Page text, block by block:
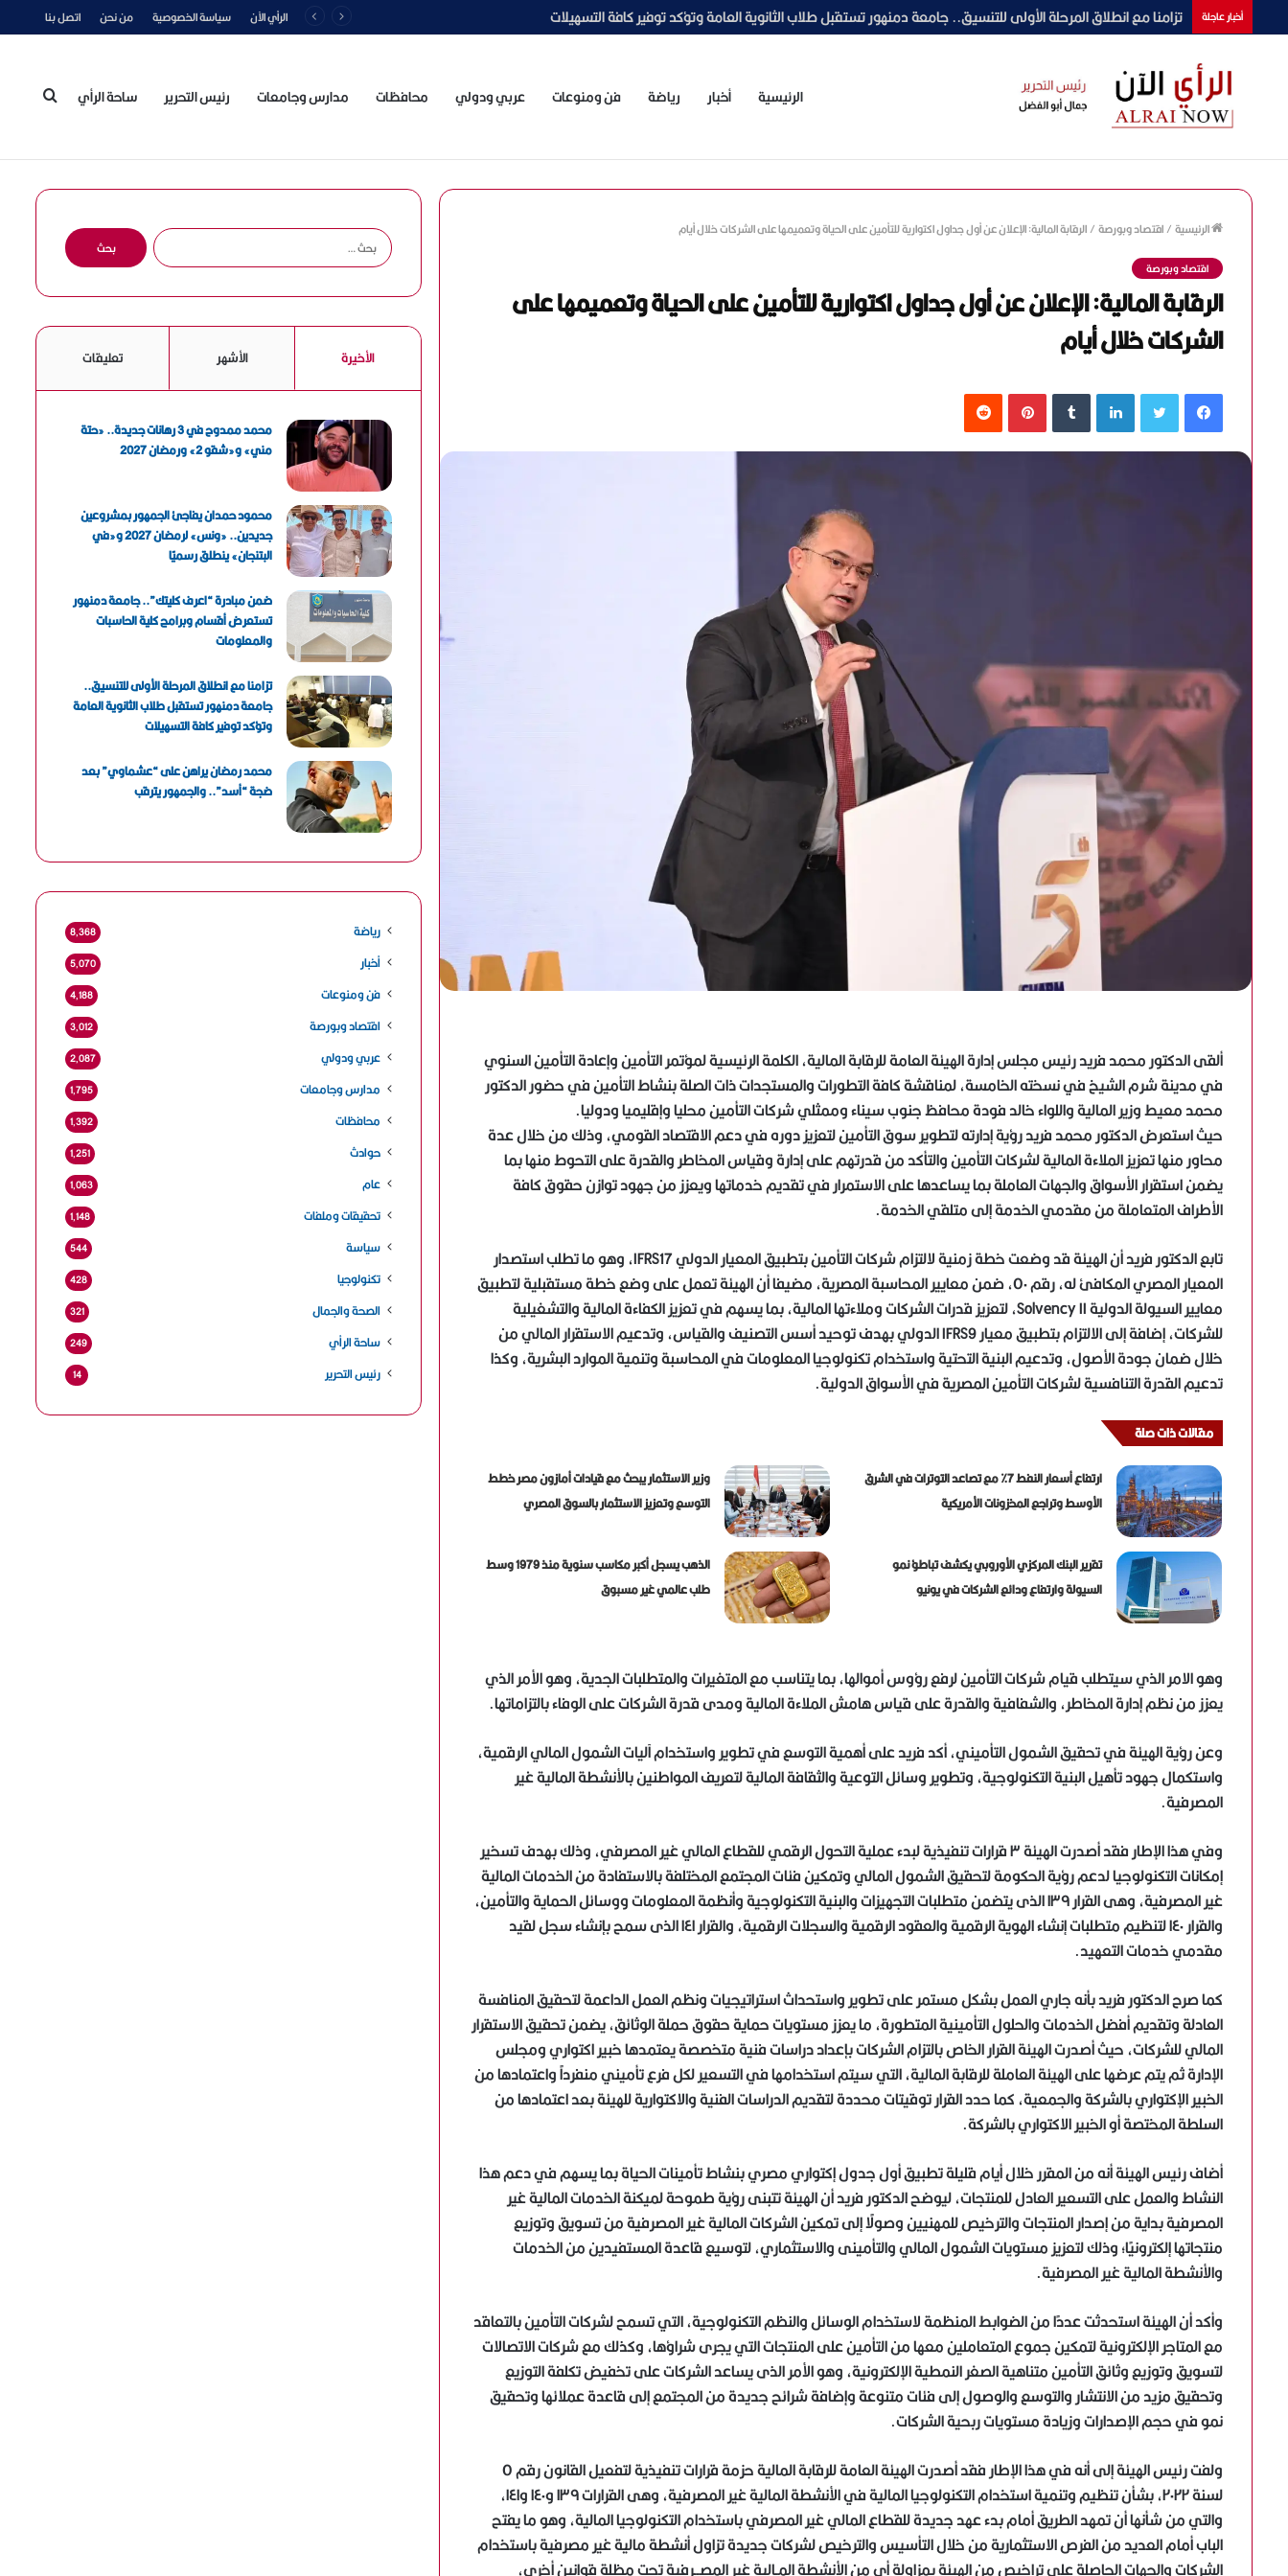
أخبار عاجلة محمد رمضان يراهن على “عشماوي” بعد ضجة “أسد”.. والجمهور يترقب الرأي الآن سياسة الخصوصية من نحن اتصل بنا
الرئيسية أخبار رياضة فن ومنوعات عربي ودولي محافظات مدارس وجامعات رئيس التحرير ساحة الرأي
الرئيسية/اقتصاد وبورصة/الرقابة المالية: الإعلان عن أول جداول اكتوارية للتأمين على الحياة وتعميمها على الشركات خلال أيام
اقتصاد وبورصة
الرقابة المالية: الإعلان عن أول جداول اكتوارية للتأمين على الحياة وتعميمها على
الشركات خلال أيام
فيسبوك لينكدإن بينتيريست
ألقى الدكتور محمد فريد رئيس مجلس إدارة الهيئة العامة للرقابة المالية، الكلمة الرئيسية لمؤتمر التأمين وإعادة التأمين السنوي
في مدينة شرم الشيخ في نسخته الخامسة، لمناقشة كافة التطورات والمستجدات ذات الصلة بنشاط التأمين في حضور الدكتور
محمد معيط وزير المالية واللواء خالد فودة محافظ جنوب سيناء وممثلي شركات التأمين محليا وإقليميا ودوليا.
حيث استعرض الدكتور محمد فريد رؤية إدارته لتطوير سوق التأمين لتعزيز دوره في دعم الاقتصاد القومي، وذلك من خلال عدة
محاور منها تعزيز الملاءة المالية لشركات التأمين والتأكد من قدرتهم على إدارة وقياس المخاطر والقدرة على التحوط منها بما
يضمن استقرار الأسواق والجهات العاملة بما يساعدها على الاستمرار في تقديم خدماتها ويعزز من جهود توازن حقوق كافة
الأطراف المتعاملة من مقدمي الخدمة إلى متلقي الخدمة.
تابع الدكتور فريد أن الهيئة قد وضعت خطة زمنية لالتزام شركات التأمين بتطبيق المعيار الدولي IFRS17، وهو ما تطلب استصدار
المعيار المصري المكافئ له، رقم ٥٠، ضمن معايير المحاسبة المصرية، مضيفا أن الهيئة تعمل على وضع خطة مستقبلية لتطبيق
معايير السيولة الدولية Solvency II، لتعزيز قدرات الشركات وملاءتها المالية، بما يسهم في تعزيز الكفاءة المالية والتشغيلية
للشركات، إضافة إلى الالتزام بتطبيق معيار IFRS9 الدولي بهدف توحيد أسس التصنيف والقياس، وتدعيم الاستقرار المالي من
خلال ضمان جودة الأصول، وتدعيم البنية التحتية واستخدام تكنولوجيا المعلومات في المحاسبة وتنمية الموارد البشرية، وكذا
تدعيم القدرة التنافسية لشركات التأمين المصرية في الأسواق الدولية.
مقالات ذات صلة
ارتفاع أسعار النفط 7% مع تصاعد التوترات في الشرق
الأوسط وتراجع المخزونات الأمريكية
وزير الاستثمار يبحث مع قيادات أمازون مصر خطط
التوسع وتعزيز الاستثمار بالسوق المصري
تقرير البنك المركزي الأوروبي يكشف تباطؤ نمو
السيولة وارتفاع ودائع الشركات في يونيو
الذهب يسجل أكبر مكاسب سنوية منذ 1979 وسط
طلب عالمي غير مسبوق
وهو الامر الذي سيتطلب قيام شركات التأمين لرفع رؤوس أموالها، بما يتناسب مع المتغيرات والمتطلبات الجدية، وهو الأمر الذي
يعزز من نظم إدارة المخاطر، والشفافية والقدرة على قياس هامش الملاءة المالية ومدى قدرة الشركات على الوفاء بالتزاماتها.
وعن رؤية الهيئة في تحقيق الشمول التأميني، أكد فريد على أهمية التوسع في تطوير واستخدام آليات الشمول المالي الرقمية،
واستكمال جهود تأهيل البنية التكنولوجية، وتطوير وسائل التوعية والثقافة المالية لتعريف المواطنين بالأنشطة المالية غير
المصرفية.
وفي هذا الإطار فقد أصدرت الهيئة ٣ قرارات تنفيذية لبدء عملية التحول الرقمي للقطاع المالي غير المصرفي، وذلك بهدف تسخير
إمكانات التكنولوجيا لدعم رؤية الحكومة لتحقيق الشمول المالي وتمكين فئات المجتمع المختلفة بالاستفادة من الخدمات المالية
غير المصرفية، وهى القرار ١٣٩ الذى يتضمن متطلبات التجهيزات والبنية التكنولوجية وأنظمة المعلومات ووسائل الحماية والتأمين،
والقرار ١٤٠ لتنظيم متطلبات إنشاء الهوية الرقمية والعقود الرقمية والسجلات الرقمية، والقرار ١٤١ الذى سمح بإنشاء سجل لقيد
مقدمي خدمات التعهيد.
كما صرح الدكتور فريد بأنه جاري العمل بشكل مستمر على تطوير واستحداث استراتيجيات ونظم العمل الداعمة لتحقيق المنافسة
العادلة وتقديم أفضل الخدمات والحلول التأمينية المتطورة، ما يعزز مستويات حماية حقوق حملة الوثائق، يضمن تحقيق الاستقرار
المالي للشركات، حيث أصدرت الهيئة القرار الخاص بالتزام الشركات بإعداد دراسات فنية متخصصة يعتمدها خبير اكتواري ومجلس
الإدارة ثم يتم عرضها على الهيئة العاملة للرقابة المالية، التي سيتم استخدامها في التسعير لكل فرع تأميني منفرداً واعتمادها من
الخبير الإكتواري بالشركة والجمعية، كما حدد القرار توقيتات محددة لتقديم الدراسات الفنية والاكتوارية للهيئة بعد اعتمادها من
السلطة المختصة أو الخبير الاكتواري بالشركة.
أضاف رئيس الهيئة أنه من المقرر خلال أيام قليلة تطبيق أول جدول إكتواري مصري بنشاط تأمينات الحياة بما يسهم في دعم هذا
النشاط والعمل على التسعير العادل للمنتجات، ليوضح الدكتور فريد أن الهيئة تتبنى رؤية طموحة لميكنة الخدمات المالية غير
المصرفية بداية من إصدار المنتجات والترخيص للمهنيين وصولًا إلى تمكين الشركات المالية غير المصرفية من تسويق وتوزيع
منتجاتها إلكترونيًا؛ وذلك لتعزيز مستويات الشمول المالي والتأمينى والاستثماري، لتوسيع قاعدة المستفيدين من الخدمات
والأنشطة المالية غير المصرفية.
وأكد أن الهيئة استحدثت عددًا من الضوابط المنظمة لاستخدام الوسائل والنظم التكنولوجية، التي تسمح لشركات التأمين بالتعاقد
مع المتاجر الإلكترونية لتمكين جموع المتعاملين معها من التأمين على المنتجات التي يجرى شراؤها، وكذلك مع شركات الاتصالات
لتسويق وتوزيع وثائق التأمين متناهية الصغر النمطية الإلكترونية، وهو الأمر الذى يساعد الشركات على تخفيض تكلفة التوزيع
وتحقيق مزيد من الانتشار والتوسع والوصول إلى فئات متنوعة وإضافة شرائح جديدة من المجتمع إلى قاعدة عملائها وتحقيق
نمو في حجم الإصدارات وزيادة مستويات ربحية الشركات.
ولفت رئيس الهيئة إلى أنه في هذا الإطار فقد أصدرت الهيئة العامة للرقابة المالية حزمة قرارات تنفيذية لتفعيل القانون رقم ٥
لسنة ٢٠٢٢، بشأن تنظيم وتنمية استخدام التكنولوجيا المالية في الأنشطة المالية غير المصرفية، وهى القرارات ١٣٩ و١٤٠ و١٤١،
والتي من شأنها أن تمهد الطريق أمام بدء عهد جديدة للقطاع المالي غير المصرفي باستخدام التكنولوجيا المالية، وهو ما يفتح
الباب أمام العديد من الفرص الاستثمارية من خلال التأسيس والترخيص لشركات جديدة تزاول أنشطة مالية غير مصرفية باستخدام
الشركات والجهات الحاصلة على تراخيص من الهيئة بمزاولة أي من الأنشطة المـالية غير المصــرفية تحت مظلة قوانين أخرى،
الدولار في موقف دفاعي ترقبا لبيانات اقتصادية أمريكية
ا
ل
ح
الأخيرة الأشهر تعليقات
محمد ممدوح في 3 رهانات جديدة.. «حتة
مني» و«شقو 2» ورمضان 2027
محمود حمدان يفاجئ الجمهور بمشروعين
جديدين.. «ونس» لرمضان 2027 و«في
البتنجان» ينطلق رسميًا
ضمن مبادرة “اعرف كليتك”.. جامعة دمنهور
تستعرض أقسام وبرامج كلية الحاسبات
والمعلومات
تزامنا مع انطلاق المرحلة الأولى للتنسيق..
جامعة دمنهور تستقبل طلاب الثانوية العامة
وتؤكد توفير كافة التسهيلات
محمد رمضان يراهن على “عشماوي” بعد
ضجة “أسد”.. والجمهور يترقب
رياضة 8٬368
أخبار 5٬070
فن ومنوعات 4٬188
اقتصاد وبورصة 3٬012
عربي ودولي 2٬087
مدارس وجامعات 1٬795
محافظات 1٬392
حوادث 1٬251
عام 1٬063
تحقيقات وملفات 1٬148
سياسة 544
تكنولوجيا 428
الصحة والجمال 321
ساحة الرأي 249
رئيس التحرير 14